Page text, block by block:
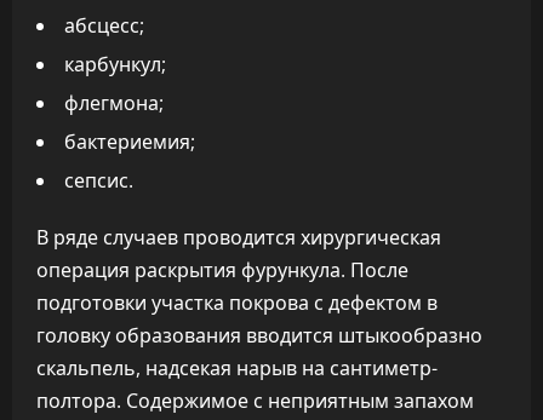
абсцесс;
карбункул;
флегмона;
бактериемия;
сепсис.
В ряде случаев проводится хирургическая
операция раскрытия фурункула. После
подготовки участка покрова с дефектом в
головку образования вводится штыкообразно
скальпель, надсекая нарыв на сантиметр-
полтора. Содержимое с неприятным запахом